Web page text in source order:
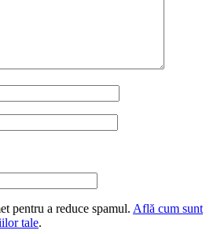
pentru a reduce spamul. Află cum sunt
tale.